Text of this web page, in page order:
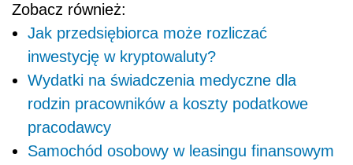
Zobacz również:
Jak przedsiębiorca może rozliczać
inwestycję w kryptowaluty?
Wydatki na świadczenia medyczne dla
rodzin pracowników a koszty podatkowe
pracodawcy
Samochód osobowy w leasingu finansowym